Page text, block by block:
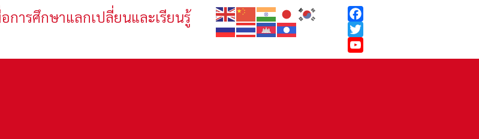
การศึกษาแลกเปลี่ยนและเรียนรู้
Facebook
Twitter
YouTube